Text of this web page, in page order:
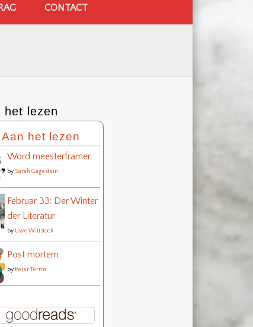
CONTACT
het lezen
Aan het lezen
Word meesterframer
by Sarah Gagestein
Februar 33: Der Winter
der Literatur
by Uwe Wittstock
Post mortem
by Peter Terrin